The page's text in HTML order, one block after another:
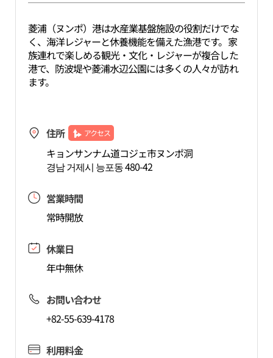
菱浦（ヌンポ）港は水産業基盤施設の役割だけでな
く、海洋レジャーと休養機能を備えた漁港です。家
族連れで楽しめる観光・文化・レジャーが複合した
港で、防波堤や菱浦水辺公園には多くの人々が訪れ
ます。
住所 アクセス
キョンサンナム道コジェ市ヌンポ洞
경남 거제시 능포동 480-42
営業時間
常時開放
休業日
年中無休
お問い合わせ
+82-55-639-4178
利用料金